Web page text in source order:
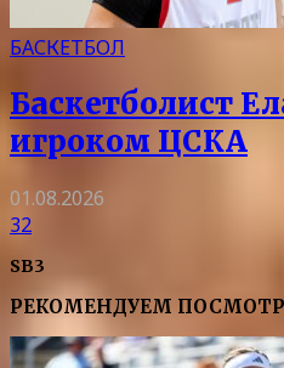
БАСКЕТБОЛ
Баскетболист
игроком ЦСКА
01.08.2026
32
SB3
РЕКОМЕНДУЕМ